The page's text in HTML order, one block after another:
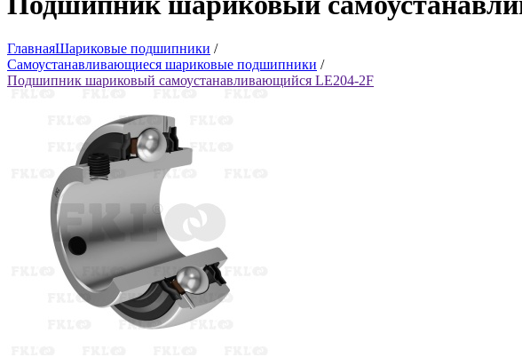
ГлавнаяШариковые подшипники /
Самоустанавливающиеся шариковые подшипники /
Подшипник шариковый самоустанавливающийся LE204-2F